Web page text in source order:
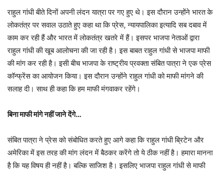
राहुल गांधी बीते दिनों अपनी लंदन यात्रा पर गए हुए थे। इस दौरान उन्होंने भारत के
लोकतंत्र पर सवाल उठाते हुए कहा था कि प्रेस, न्यायपालिका इत्यादि सब दबाव में
काम कर रही हैं और भारत में लोकतंत्र खतरे में हैं। इसपर भाजपा नेताओं द्वारा
राहुल गांधी की खूब आलोचना की जा रही है। इस बाबत राहुल गांधी से भाजपा माफी
की मांग कर रही है। इसी बीच भाजपा के राष्ट्रीय प्रवक्ता संबित पात्रा ने एक प्रेस
कॉन्फ्रेंस का आयोजन किया। इस दौरान उन्होंने राहुल गांधी को माफी मांगने की
सलाह दी। साथ ही कहा कि हम माफी मंगवाकर रहेंगे।
बिना माफी मांगे नहीं जाने देंगे…
संबित पात्रा ने प्रेस को संबोधित करते हुए आगे कहा कि राहुल गांधी ब्रिटेन और
अमेरिका में इस तरह की मांग लंदन में बैठकर करेंगे तो ये ठीक नहीं है। हमारा मानना
है कि यह विषय ही नहीं है। बल्कि साजिश है। इसलिए भाजपा राहुल गांधी से माफी